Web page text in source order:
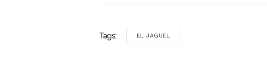
Tags: EL JAGUEL